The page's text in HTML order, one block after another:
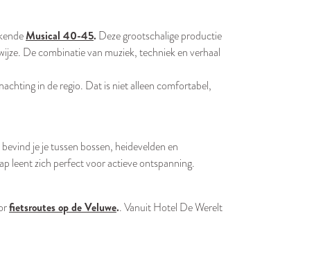
Musical 40-45. Deze grootschalige productie
De combinatie van muziek, techniek en verhaal
in de regio. Dat is niet alleen comfortabel,
je je tussen bossen, heidevelden en
leent zich perfect voor actieve ontspanning.
fietsroutes op de Veluwe.. Vanuit Hotel De Werelt